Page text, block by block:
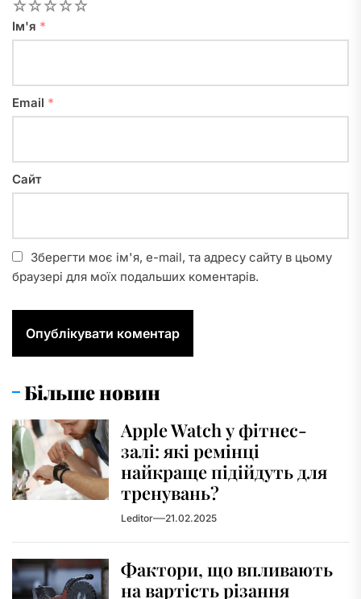
5
4
3
2
Ім'я *
Email *
Сайт
Зберегти моє ім'я, e-mail, та адресу сайту в цьому
браузері для моїх подальших коментарів.
Більше новин
Apple Watch у фітнес-
залі: які ремінці
найкраще підійдуть для
тренувань?
Leditor 21.02.2025
Фактори, що впливають
на вартість різання